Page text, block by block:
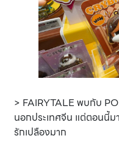
> FAIRYTALE พบกับ
นอกประเทศจีน แต่ตอนนี้ม
รักเปลืองมาก